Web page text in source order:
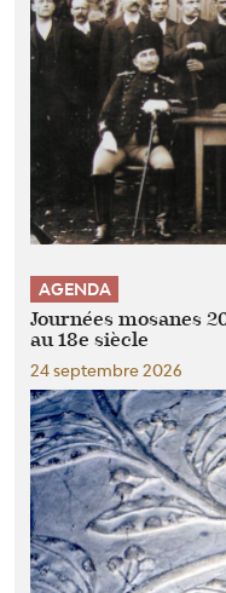
AGENDA
Journées mosanes
au 18e siècle
24 septembre 2026